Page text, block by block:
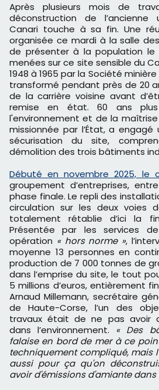
Après plusieurs mois de travaux, le chantier de
déconstruction de l’ancienne
Canari touche à sa fin. Une
organisée ce mardi à la salle
de présenter à la population le
menées sur ce site sensible du
1948 à 1965 par la Société minière
transformé pendant près de 20
de la carrière voisine avant
remise en état. 60 ans plus
l'environnement et de la maîtrise
missionnée par l’État, a
sécurisation du site,
démolition des trois bâtiments
Débuté en novembre 2025, le
groupement d’entreprises,
phase finale. Le repli des
circulation sur les deux voies
totalement rétablie d’ici la
Présentée par les services
opération « hors norme »,
moyenne 13 personnes en
production de 7 000 tonnes de
dans l’emprise du site, le tout
5 millions d’euros, entièrement
Arnaud Millemann, secrétaire
de Haute-Corse, l’un des
travaux était de ne pas avoir
dans l’environnement. « Des
falaise en bord de mer à ce
techniquement compliqué, mais
aussi pour ça qu'on
avoir d'émissions d'amiante dans